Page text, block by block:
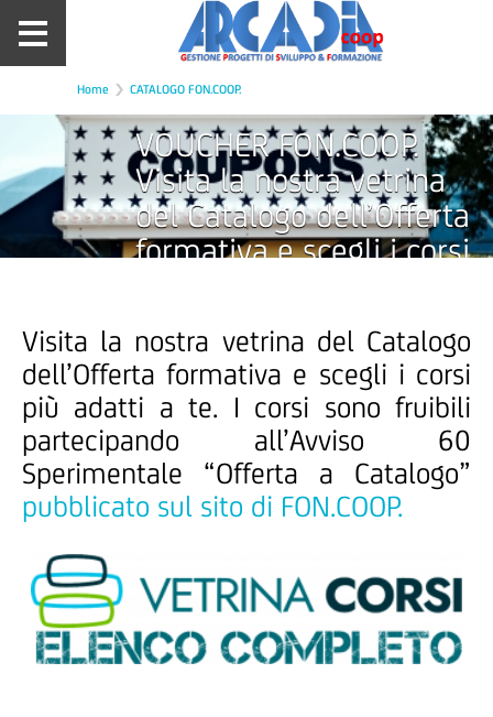
Home CATALOGO FON.COOP.
VOUCHER FON.COOP.
Visita la nostra vetrina
del Catalogo dell’Offerta
formativa e scegli i corsi
Visita la nostra vetrina del Catalogo
dell’Offerta formativa e scegli i corsi
più adatti a te. I corsi sono fruibili
partecipando all’Avviso 60
Sperimentale “Offerta a Catalogo”
pubblicato sul sito di FON.COOP.